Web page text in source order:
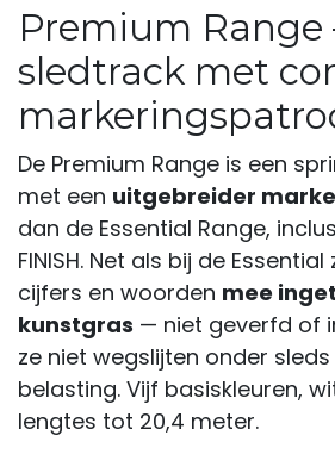
Premium
sledtrack met
De Premium Range is een
met een uitgebreider
dan de Essential Range,
FINISH. Net als bij de Essential
cijfers en woorden mee
kunstgras — niet geverfd of
ze niet wegslijten onder
belasting. Vijf basiskleuren,
lengtes tot 20,4 meter.